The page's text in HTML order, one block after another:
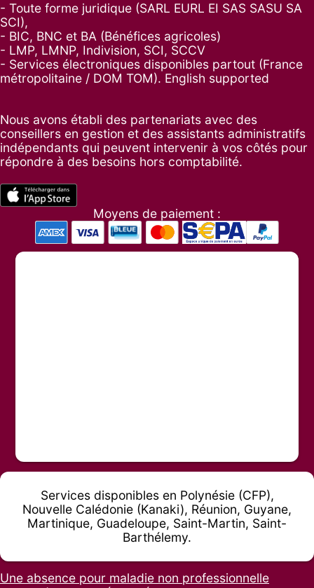
- Toute forme juridique (SARL EURL EI SAS SASU SA
SCI),
- BIC, BNC et BA (Bénéfices agricoles)
- LMP, LMNP, Indivision, SCI, SCCV
- Services électroniques disponibles partout (France
métropolitaine / DOM TOM). English supported
Nous avons établi des partenariats avec des
conseillers en gestion et des assistants administratifs
indépendants qui peuvent intervenir à vos côtés pour
répondre à des besoins hors comptabilité.
Moyens de paiement :
Services disponibles en Polynésie (CFP),
Nouvelle Calédonie (Kanaki), Réunion, Guyane,
Martinique, Guadeloupe, Saint-Martin, Saint-
Barthélemy.
Une absence pour maladie non professionnelle